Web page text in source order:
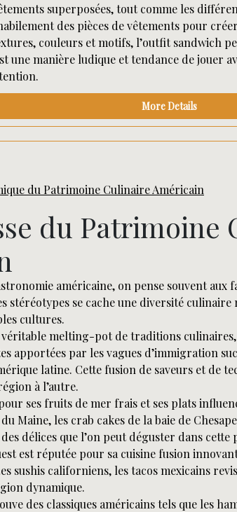
superposées, tout comme les
des pièces de vêtements pour
couleurs et motifs, l’outfit sandwich
une manière ludique et tendance de jouer
More Details
du Patrimoine Culinaire Américain
du Patrimoine
américaine, on pense souvent
stéréotypes se cache une diversité
cultures.
melting-pot de traditions
apportées par les vagues d’immigration
latine. Cette fusion de saveurs et de
à l’autre.
ses fruits de mer frais et ses plats
Maine, les crab cakes de la baie de
délices que l’on peut déguster dans cette
est réputée pour sa cuisine fusion
sushis californiens, les tacos mexicains
dynamique.
des classiques américains tels que les